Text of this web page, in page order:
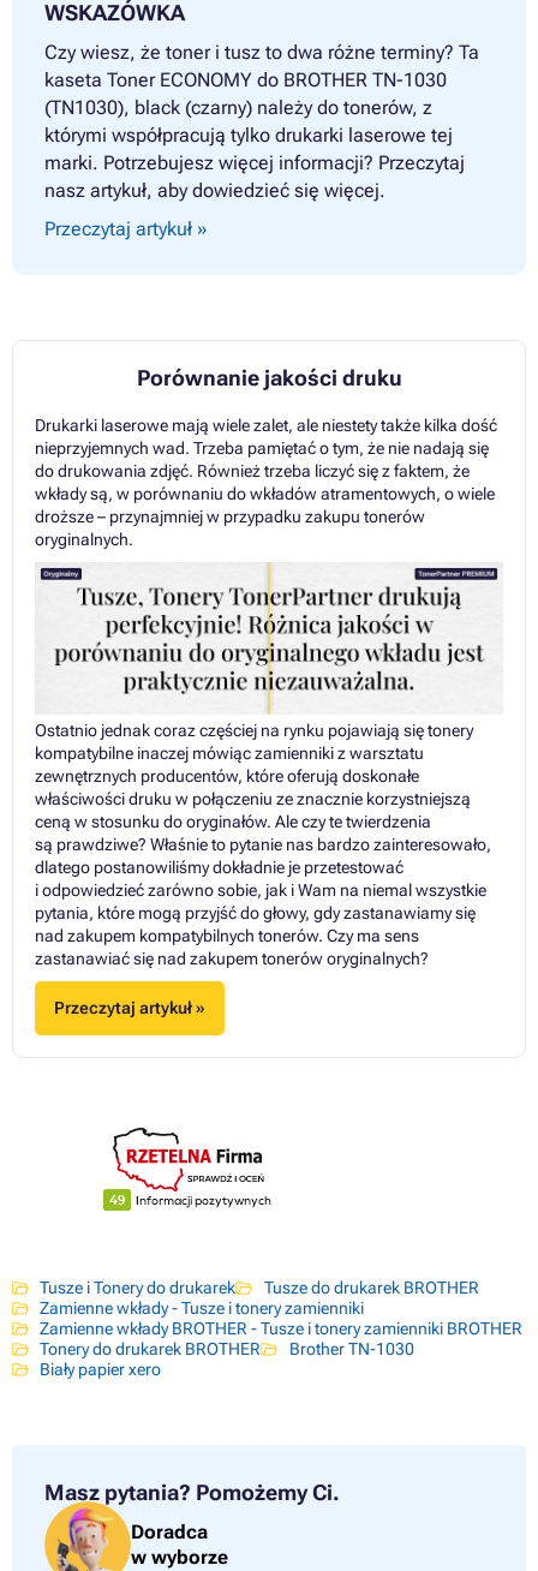
WSKAZÓWKA
Czy wiesz, że toner i tusz to dwa różne terminy? Ta
kaseta Toner ECONOMY do BROTHER TN-1030
(TN1030), black (czarny) należy do tonerów, z
którymi współpracują tylko drukarki laserowe tej
marki. Potrzebujesz więcej informacji? Przeczytaj
nasz artykuł, aby dowiedzieć się więcej.
Przeczytaj artykuł »
Porównanie jakości druku
Drukarki laserowe mają wiele zalet, ale niestety także kilka dość
nieprzyjemnych wad. Trzeba pamiętać o tym, że nie nadają się
do drukowania zdjęć. Również trzeba liczyć się z faktem, że
wkłady są, w porównaniu do wkładów atramentowych, o wiele
droższe – przynajmniej w przypadku zakupu tonerów
oryginalnych.
Ostatnio jednak coraz częściej na rynku pojawiają się tonery
kompatybilne inaczej mówiąc zamienniki z warsztatu
zewnętrznych producentów, które oferują doskonałe
właściwości druku w połączeniu ze znacznie korzystniejszą
ceną w stosunku do oryginałów. Ale czy te twierdzenia
są prawdziwe? Właśnie to pytanie nas bardzo zainteresowało,
dlatego postanowiliśmy dokładnie je przetestować
i odpowiedzieć zarówno sobie, jak i Wam na niemal wszystkie
pytania, które mogą przyjść do głowy, gdy zastanawiamy się
nad zakupem kompatybilnych tonerów. Czy ma sens
zastanawiać się nad zakupem tonerów oryginalnych?
Przeczytaj artykuł »
Tusze i Tonery do drukarek
Tusze do drukarek BROTHER
Zamienne wkłady - Tusze i tonery zamienniki
Zamienne wkłady BROTHER - Tusze i tonery zamienniki BROTHER
Tonery do drukarek BROTHER
Brother TN-1030
Biały papier xero
Masz pytania? Pomożemy Ci.
Doradca
w wyborze